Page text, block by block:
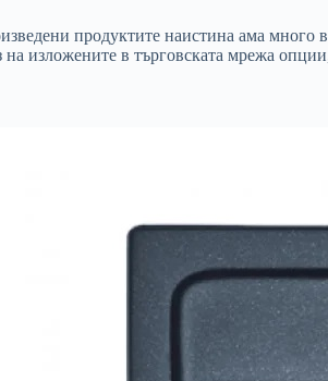
продуктите наистина ама
на изложените в търговската мрежа